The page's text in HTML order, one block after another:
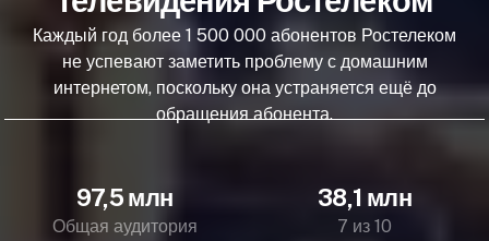
Каждый год более 1 500 000 абонентов Ростелеком
не успевают заметить проблему с домашним
интернетом, поскольку она устраняется ещё до
обращения абонента.
97,5 млн
Общая аудитория
38,1 млн
7 из 10